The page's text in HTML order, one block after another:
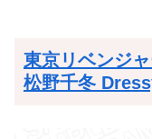
東京リベンジ
松野千冬